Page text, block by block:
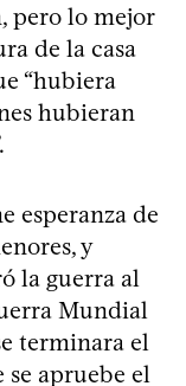
pero lo mejor
de la casa
“hubiera
hubieran
esperanza de
y
la guerra al
Mundial
terminara el
se apruebe el